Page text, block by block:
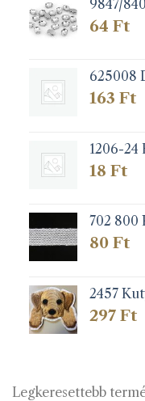
9847/
64 Ft
625008
163 Ft
1206-24
18 Ft
702 800
80 Ft
2457
297 Ft
Legkeresettebb